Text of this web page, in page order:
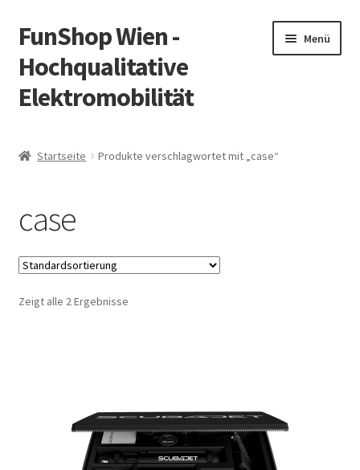
Zur
Navigation
springen
Zum
Inhalt
springen
FunShop Wien -
Hochqualitative
Elektromobilität
Menü
Vorsicht Internetbetrug
Über FunShop
Impressum
Startseite Produkte verschlagwortet mit „case“
case
Zeigt alle 2 Ergebnisse